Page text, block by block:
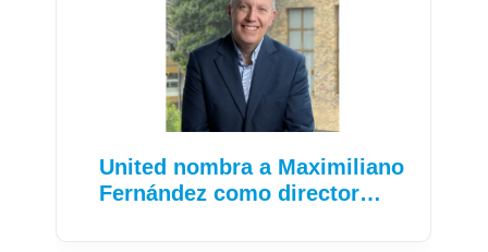
United nombra a Maximiliano
Fernández como director…